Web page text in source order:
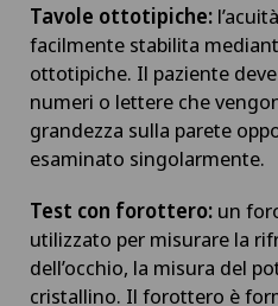
Tavole ottotipiche:
facilmente stabilita
ottotipiche. Il paziente
numeri o lettere che
grandezza sulla parete
esaminato singolarmente.
Test con forottero: un
utilizzato per misurare la
dell’occhio, la misura del
cristallino. Il forottero è